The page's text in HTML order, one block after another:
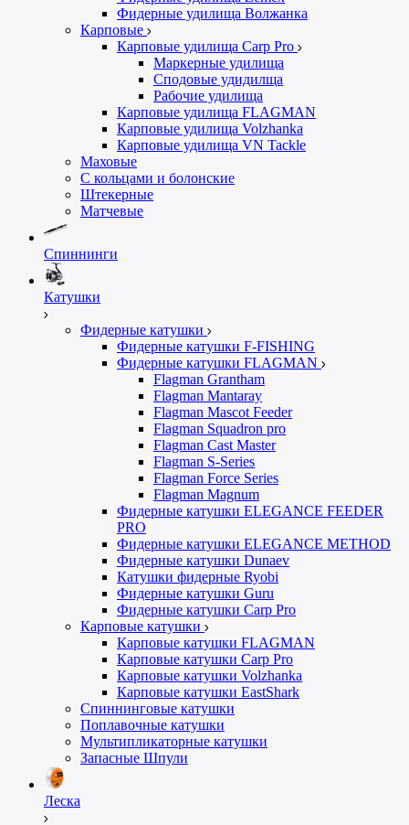
Фидерные удилища Волжанка
Карповые
Карповые удилища Carp Pro
Маркерные удилища
Сподовые удидилща
Рабочие удилища
Карповые удилища FLAGMAN
Карповые удилища Volzhanka
Карповые удилища VN Tackle
Маховые
С кольцами и болонские
Штекерные
Матчевые
Спиннинги
Катушки
Фидерные катушки
Фидерные катушки F-FISHING
Фидерные катушки FLAGMAN
Flagman Grantham
Flagman Mantaray
Flagman Mascot Feeder
Flagman Squadron pro
Flagman Cast Master
Flagman S-Series
Flagman Force Series
Flagman Magnum
Фидерные катушки ELEGANCE FEEDER
PRO
Фидерные катушки ELEGANCE METHOD
Фидерные катушки Dunaev
Катушки фидерные Ryobi
Фидерные катушки Guru
Фидерные катушки Carp Pro
Карповые катушки
Карповые катушки FLAGMAN
Карповые катушки Carp Pro
Карповые катушки Volzhanka
Карповые катушки EastShark
Спиннинговые катушки
Поплавочные катушки
Мультипликаторные катушки
Запасные Шпули
Леска